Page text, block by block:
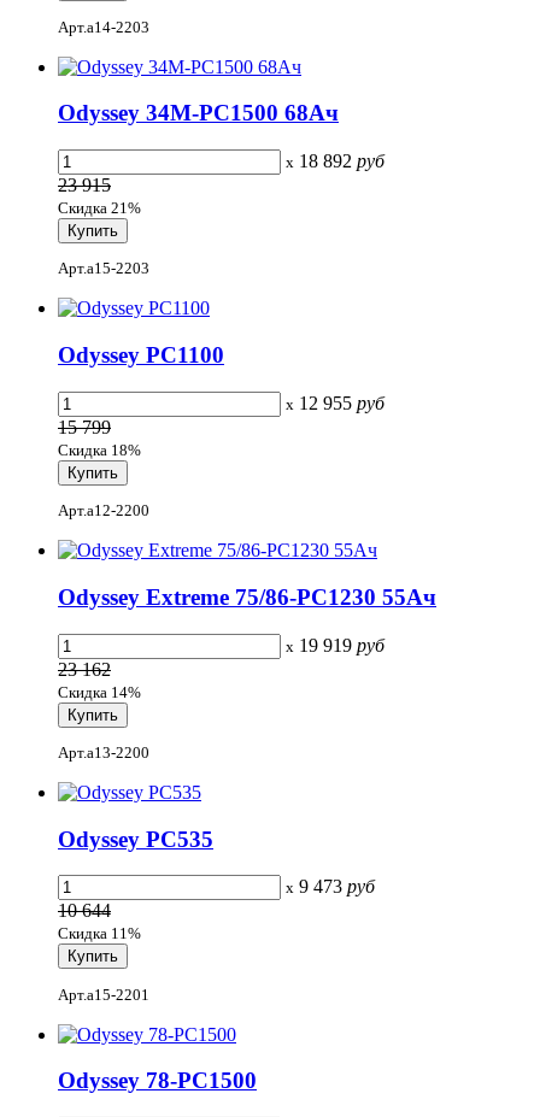
Арт.a14-2203
Odyssey 34M-PC1500 68Ач
x 18 892 руб
23 915
Скидка 21%
Арт.a15-2203
Odyssey PC1100
x 12 955 руб
15 799
Скидка 18%
Арт.a12-2200
Odyssey Extreme 75/86-PC1230 55Ач
x 19 919 руб
23 162
Скидка 14%
Арт.a13-2200
Odyssey PC535
x 9 473 руб
10 644
Скидка 11%
Арт.a15-2201
Odyssey 78-PC1500